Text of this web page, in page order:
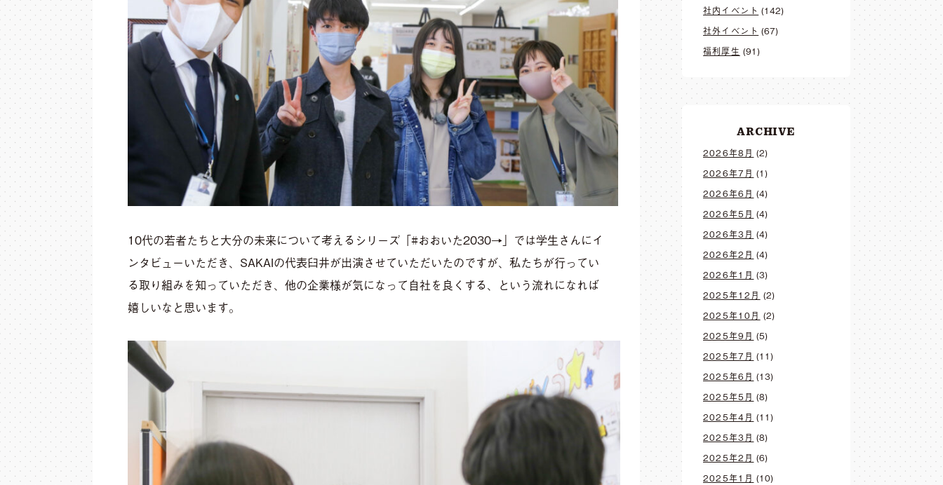
10代の若者たちと大分の未来について考えるシリーズ「#おおいた2030→」では学生さんにイ
ンタビューいただき、SAKAIの代表臼井が出演させていただいたのですが、私たちが行ってい
る取り組みを知っていただき、他の企業様が気になって自社を良くする、という流れになれば
嬉しいなと思います。
社内イベント (142)
社外イベント (67)
福利厚生 (91)
ARCHIVE
2026年8月 (2)
2026年7月 (1)
2026年6月 (4)
2026年5月 (4)
2026年3月 (4)
2026年2月 (4)
2026年1月 (3)
2025年12月 (2)
2025年10月 (2)
2025年9月 (5)
2025年7月 (11)
2025年6月 (13)
2025年5月 (8)
2025年4月 (11)
2025年3月 (8)
2025年2月 (6)
2025年1月 (10)